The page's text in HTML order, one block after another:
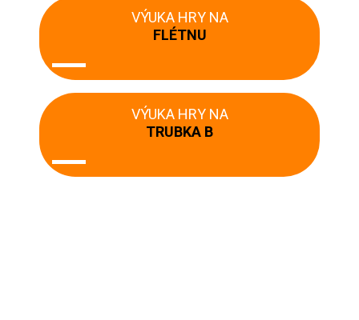
VÝUKA HRY NA
FLÉTNU
VÝUKA HRY NA
TRUBKA B